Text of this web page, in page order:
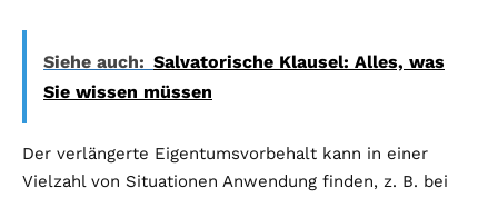
Siehe auch: Salvatorische Klausel: Alles, was
Sie wissen müssen
Der verlängerte Eigentumsvorbehalt kann in einer
Vielzahl von Situationen Anwendung finden, z. B. bei